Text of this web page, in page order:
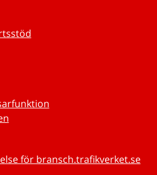
för bransch.trafikverket.se